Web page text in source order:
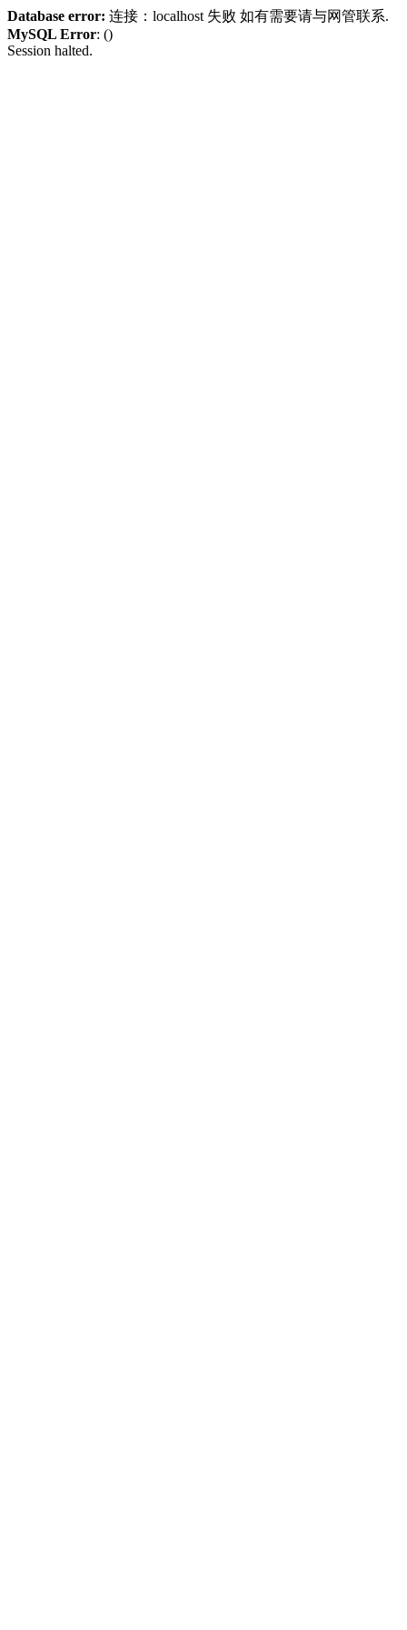
Database error: 连接：localhost 失败 如有需要请与网管联系.
MySQL Error: ()
Session halted.